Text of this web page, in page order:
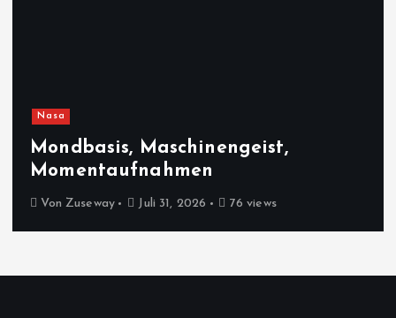
Nasa
Mondbasis, Maschinengeist,
Momentaufnahmen
Von Zuseway Juli 31, 2026 76 views